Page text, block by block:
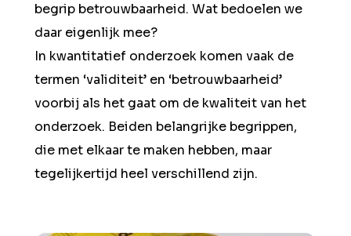
begrip betrouwbaarheid. Wat bedoelen we
daar eigenlijk mee?
In kwantitatief onderzoek komen vaak de
termen ‘validiteit’ en ‘betrouwbaarheid’
voorbij als het gaat om de kwaliteit van het
onderzoek. Beiden belangrijke begrippen,
die met elkaar te maken hebben, maar
tegelijkertijd heel verschillend zijn.